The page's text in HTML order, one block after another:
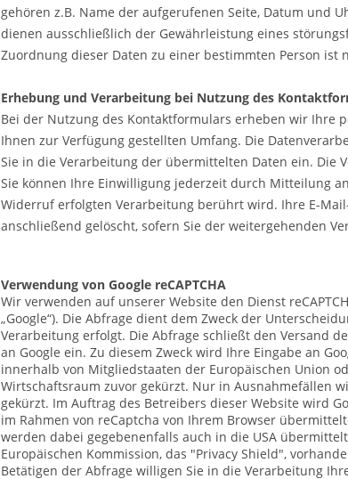
gehören z.B. Name der aufgerufenen Seite, Datum und
dienen ausschließlich der Gewährleistung eines
Zuordnung dieser Daten zu einer bestimmten Person ist
Erhebung und Verarbeitung bei Nutzung des
Bei der Nutzung des Kontaktformulars erheben wir Ihre
Ihnen zur Verfügung gestellten Umfang. Die
Sie in die Verarbeitung der übermittelten Daten ein. Die
Sie können Ihre Einwilligung jederzeit durch Mitteilung
Widerruf erfolgten Verarbeitung berührt wird. Ihre E-
anschließend gelöscht, sofern Sie der weitergehenden
Verwendung von Google reCAPTCHA
Wir verwenden auf unserer Website den Dienst
„Google“). Die Abfrage dient dem Zweck der
Verarbeitung erfolgt. Die Abfrage schließt den Versand
an Google ein. Zu diesem Zweck wird Ihre Eingabe an
innerhalb von Mitgliedstaaten der Europäischen Union
Wirtschaftsraum zuvor gekürzt. Nur in Ausnahmefällen
gekürzt. Im Auftrag des Betreibers dieser Website wird
im Rahmen von reCaptcha von Ihrem Browser
werden dabei gegebenenfalls auch in die USA
Europäischen Kommission, das "Privacy Shield",
Betätigen der Abfrage willigen Sie in die Verarbeitung